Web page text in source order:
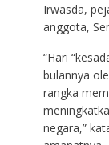
Irwasda,
anggota,
“Hari
bulannya
rangka
negara,”